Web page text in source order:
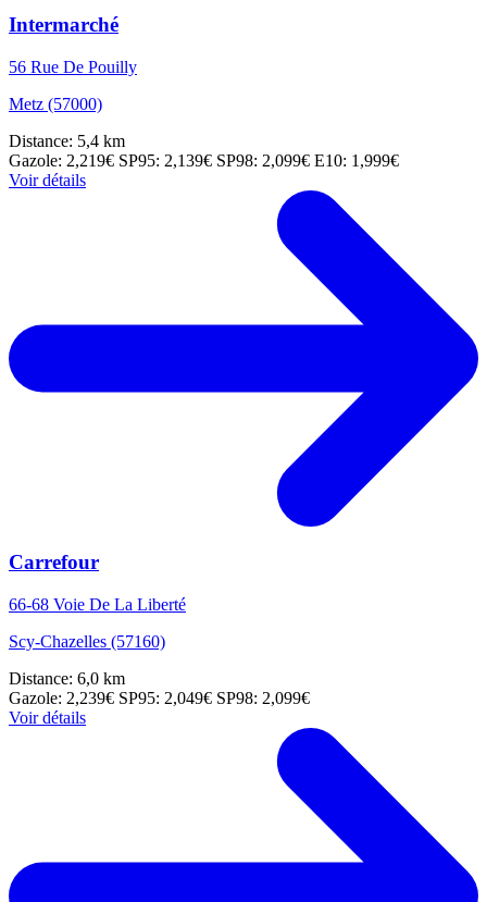
Intermarché
56 Rue De Pouilly
Metz (57000)
Distance: 5,4 km
Gazole: 2,219€ SP95: 2,139€ SP98: 2,099€ E10: 1,999€
Voir détails
Carrefour
66-68 Voie De La Liberté
Scy-Chazelles (57160)
Distance: 6,0 km
Gazole: 2,239€ SP95: 2,049€ SP98: 2,099€
Voir détails